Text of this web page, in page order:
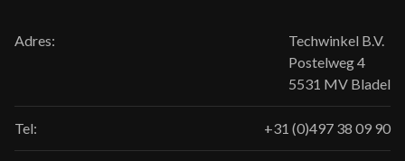
Adres:
Techwinkel B.V.
Postelweg 4
5531 MV Bladel
Tel: +31 (0)497 38 09 90